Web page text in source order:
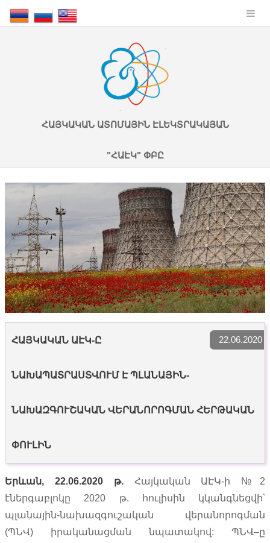
ՀԱՅԿԱԿԱՆ ԱՏՈՄԱՅԻՆ ԷԼԵԿՏՐԱԿԱՅԱՆ
"ՀԱԷԿ" ՓԲԸ
22.06.2020
ՀԱՅԿԱԿԱՆ ԱԷԿ-Ը
ՆԱԽԱՊԱՏՐԱՍՏՎՈՒՄ Է ՊԼԱՆԱՅԻՆ-
ՆԱԽԱԶԳՈՒՇԱԿԱՆ ՎԵՐԱՆՈՐՈԳՄԱՆ ՀԵՐԹԱԿԱՆ
ՓՈՒԼԻՆ
Երևան, 22.06.2020 թ. Հայկական ԱԷԿ-ի №2
էներգաբլոկը 2020 թ. հուլիսին կկանգնեցվի՝
պլանային-նախազգուշական վերանորոգման
(ՊՆՎ) իրականացման նպատակով: ՊՆՎ–ը